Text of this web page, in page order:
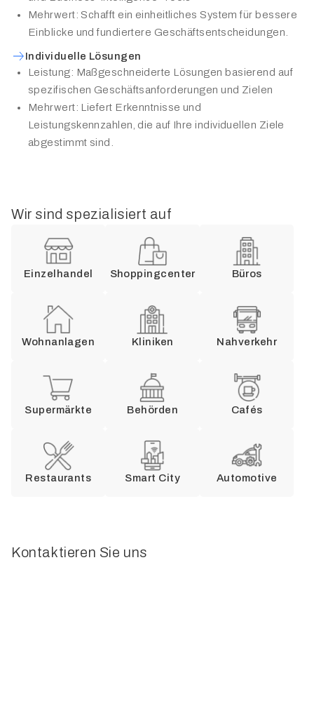
Mehrwert: Schafft ein einheitliches System für bessere
Einblicke und fundiertere Geschäftsentscheidungen.
Individuelle Lösungen
Leistung: Maßgeschneiderte Lösungen basierend auf
spezifischen Geschäftsanforderungen und Zielen
Mehrwert: Liefert Erkenntnisse und
Leistungskennzahlen, die auf Ihre individuellen Ziele
abgestimmt sind.
Wir sind spezialisiert auf
Einzelhandel Shoppingcenter Büros
Wohnanlagen Kliniken Nahverkehr
Supermärkte Behörden Cafés
Restaurants Smart City Automotive
Kontaktieren Sie uns